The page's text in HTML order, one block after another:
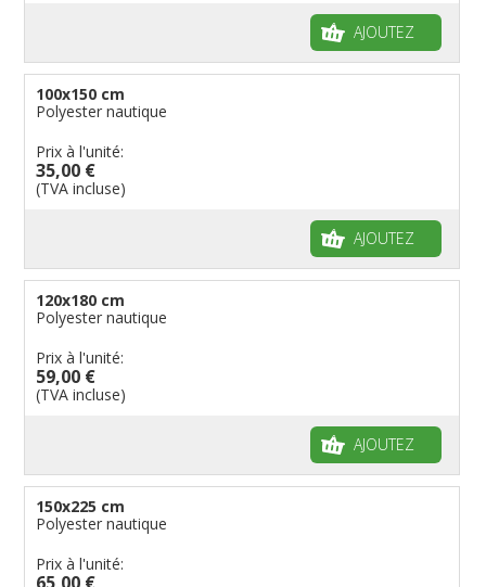
AJOUTEZ
100x150 cm
Polyester nautique
Prix à l'unité:
35,00 €
(TVA incluse)
AJOUTEZ
120x180 cm
Polyester nautique
Prix à l'unité:
59,00 €
(TVA incluse)
AJOUTEZ
150x225 cm
Polyester nautique
Prix à l'unité: